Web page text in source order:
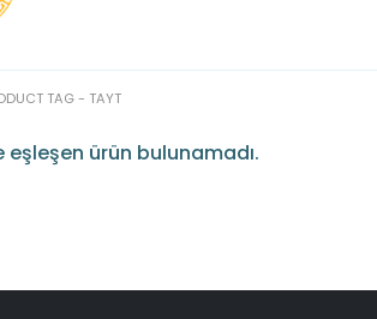
TAG - TAYT
eşleşen ürün bulunamadı.